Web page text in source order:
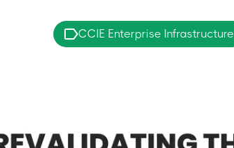
CCIE Enterprise Infrastructure